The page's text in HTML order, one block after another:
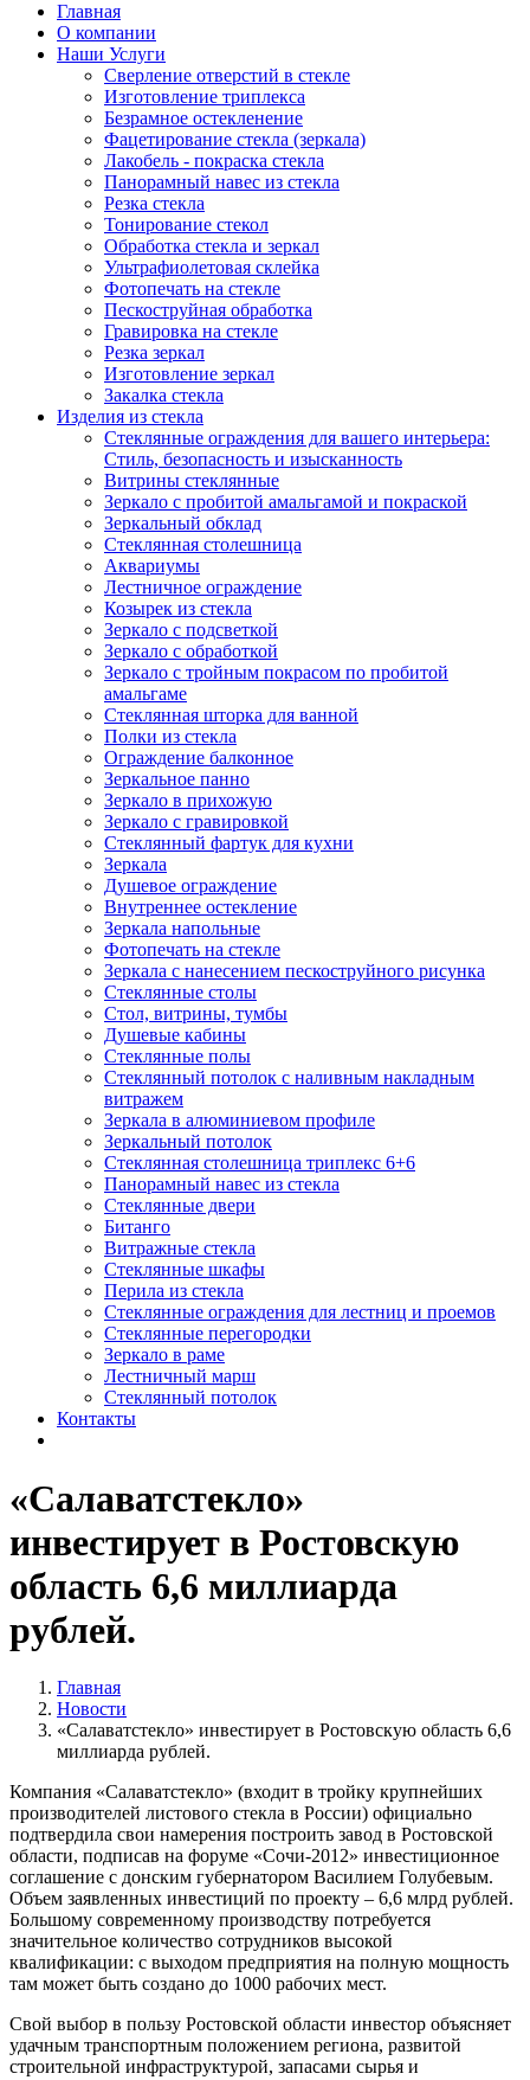
Главная
О компании
Наши Услуги
Cверление отверстий в стекле
Изготовление триплекса
Безрамное остекленение
Фацетирование стекла (зеркала)
Лакобель - покраска стекла
Панорамный навес из стекла
Резка стекла
Тонирование стекол
Обработка стекла и зеркал
Ультрафиолетовая склейка
Фотопечать на стекле
Пескоструйная обработка
Гравировка на стекле
Резка зеркал
Изготовление зеркал
Закалка стекла
Изделия из стекла
Стеклянные ограждения для вашего интерьера:
Стиль, безопасность и изысканность
Витрины стеклянные
Зеркало с пробитой амальгамой и покраской
Зеркальный обклад
Стеклянная столешница
Аквариумы
Лестничное ограждение
Козырек из стекла
Зеркало с подсветкой
Зеркало с обработкой
Зеркало с тройным покрасом по пробитой
амальгаме
Стеклянная шторка для ванной
Полки из стекла
Ограждение балконное
Зеркальное панно
Зеркало в прихожую
Зеркало с гравировкой
Стеклянный фартук для кухни
Зеркала
Душевое ограждение
Внутреннее остекление
Зеркала напольные
Фотопечать на стекле
Зеркала с нанесением пескоструйного рисунка
Стеклянные столы
Стол, витрины, тумбы
Душевые кабины
Стеклянные полы
Стеклянный потолок с наливным накладным
витражем
Зеркала в алюминиевом профиле
Зеркальный потолок
Стеклянная столешница триплекс 6+6
Панорамный навес из стекла
Стеклянные двери
Битанго
Витражные стекла
Стеклянные шкафы
Перила из стекла
Стеклянные ограждения для лестниц и проемов
Стеклянные перегородки
Зеркало в раме
Лестничный марш
Стеклянный потолок
Контакты
«Салаватстекло»
инвестирует в Ростовскую
область 6,6 миллиарда
рублей.
Главная
Новости
«Салаватстекло» инвестирует в Ростовскую область 6,6
миллиарда рублей.
Компания «Салаватстекло» (входит в тройку крупнейших
производителей листового стекла в России) официально
подтвердила свои намерения построить завод в Ростовской
области, подписав на форуме «Сочи-2012» инвестиционное
соглашение с донским губернатором Василием Голубевым.
Объем заявленных инвестиций по проекту – 6,6 млрд рублей.
Большому современному производству потребуется
значительное количество сотрудников высокой
квалификации: с выходом предприятия на полную мощность
там может быть создано до 1000 рабочих мест.
Свой выбор в пользу Ростовской области инвестор объясняет
удачным транспортным положением региона, развитой
строительной инфраструктурой, запасами сырья и